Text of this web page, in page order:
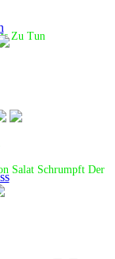
Zu Tun
Salat Schrumpft Der